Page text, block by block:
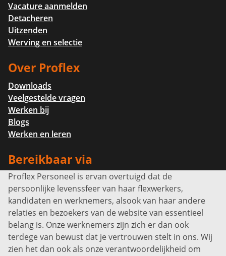
Vacature aanmelden
Detacheren
Uitzenden
Werving en selectie
Over Proflex
Downloads
Veelgestelde vragen
Werken bij
Blogs
Werken en leren
Bereikbaar via
Info@proflexpersoneel.nl
Bel ons:+31 (0)85 0450040
Prins Willem-Alexanderlaan 301
7311 SW Apeldoorn
Disclaimer
Privacyverklaring
Proflex Personeel is ervan overtuigd dat de
persoonlijke levenssfeer van haar flexwerkers,
kandidaten en werknemers, alsook van haar andere
relaties en bezoekers van de website van essentieel
belang is. Onze werknemers zijn zich er dan ook
terdege van bewust dat je vertrouwen stelt in ons. Wij
zien het dan ook als onze verantwoordelijkheid om